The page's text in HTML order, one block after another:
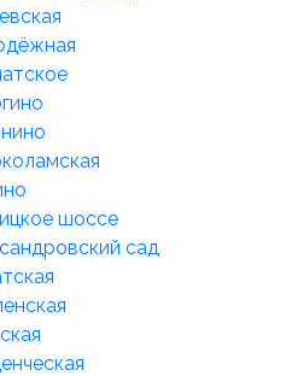
шоссе
сад